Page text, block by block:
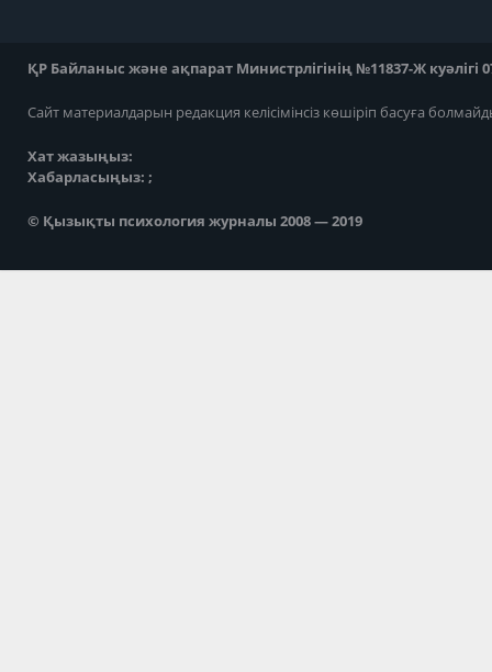
ҚР Байланыс және ақпарат Министрлігінің №11837-Ж куәлігі
Сайт материалдарын редакция келісімінсіз көшіріп басуға
Хат жазыңыз:
Хабарласыңыз: ;
© Қызықты психология журналы 2008 — 2019